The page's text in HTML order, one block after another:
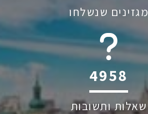
מגזינים שנשלחו
6045
שאלות ותשובות